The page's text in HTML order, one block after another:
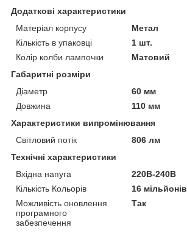
Додаткові характеристики
Матеріал корпусу
Метал
Кількість в упаковці
1 шт.
Колір колби лампочки
Матовий
Габаритні розміри
Діаметр
60 мм
Довжина
110 мм
Характеристики випромінювання
Світловий потік
806 лм
Технічні характеристики
Вхідна напуга
220В-240В
Кількість Кольорів
16 мільйонів
Можливість оновлення
програмного
забезпечення
Так